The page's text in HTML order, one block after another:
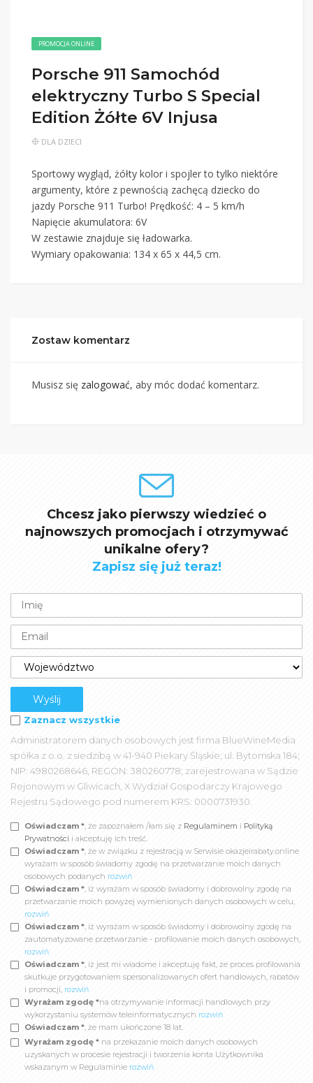
PROMOCJA ONLINE
Porsche 911 Samochód
elektryczny Turbo S Special
Edition Żółte 6V Injusa
DLA DZIECI
Sportowy wygląd, żółty kolor i spojler to tylko niektóre
argumenty, które z pewnością zachęcą dziecko do
jazdy Porsche 911 Turbo! Prędkość: 4 – 5 km/h
Napięcie akumulatora: 6V
W zestawie znajduje się ładowarka.
Wymiary opakowania: 134 x 65 x 44,5 cm.
Zostaw komentarz
Musisz się zalogować, aby móc dodać komentarz.
Chcesz jako pierwszy wiedzieć o
najnowszych promocjach i otrzymywać
unikalne ofery?
Zapisz się już teraz!
Zaznacz wszystkie
Administratorem danych osobowych jest firma BlueWineMedia
spółka z o.o. z siedzibą w 41-940 Piekary Śląskie; ul. Bytomska 184;
NIP: 4980268646, REGON: 380260778; zarejestrowana w Sądzie
Rejonowym w Gliwicach, X Wydział Gospodarczy Krajowego
Rejestru Sądowego pod numerem KRS: 0000731930.
Oświadczam *, że zapoznałem /łam się z Regulaminem i Polityką
Prywatności i akceptuję ich treść.
Oświadczam *, że w związku z rejestracją w Serwisie okazjeirabaty.online
wyrażam w sposób świadomy zgodę na przetwarzanie moich danych
osobowych podanych rozwiń
Oświadczam *, iż wyrażam w sposób świadomy i dobrowolny zgodę na
przetwarzanie moich powyżej wymienionych danych osobowych w celu,
rozwiń
Oświadczam *, iż wyrażam w sposób świadomy i dobrowolny zgodę na
zautomatyzowane przetwarzanie - profilowanie moich danych osobowych,
rozwiń
Oświadczam *, iż jest mi wiadome i akceptuję fakt, że proces profilowania
skutkuje przygotowaniem spersonalizowanych ofert handlowych, rabatów
i promocji, rozwiń
Wyrażam zgodę *na otrzymywanie informacji handlowych przy
wykorzystaniu systemów teleinformatycznych rozwiń
Oświadczam *, że mam ukończone 18 lat.
Wyrażam zgodę * na przekazanie moich danych osobowych
uzyskanych w procesie rejestracji i tworzenia konta Użytkownika
wskazanym w Regulaminie rozwiń